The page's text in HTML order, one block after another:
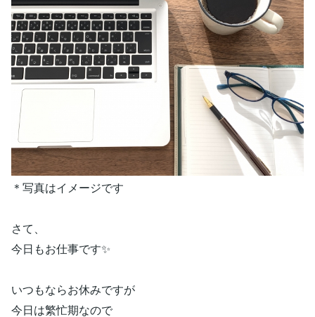
＊写真はイメージです
さて、
今日もお仕事です✨
いつもならお休みですが
今日は繁忙期なので